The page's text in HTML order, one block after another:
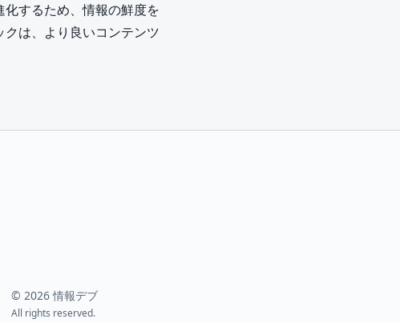
するため、情報の鮮度を
は、より良いコンテンツ
© 2026 情報デブ
All rights reserved.